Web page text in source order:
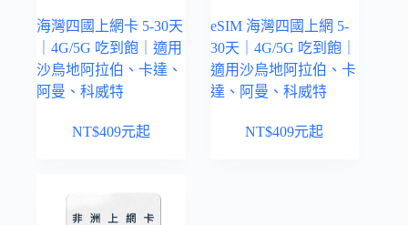
海灣四國上網卡 5-30天
｜4G/5G 吃到飽｜適用
沙烏地阿拉伯、卡達、
阿曼、科威特
NT$409元起
eSIM 海灣四國上網 5-
30天｜4G/5G 吃到飽｜
適用沙烏地阿拉伯、卡
達、阿曼、科威特
NT$409元起